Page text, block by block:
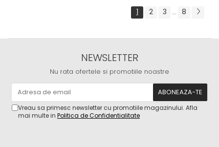
1 2 3 ... 8
NEWSLETTER
Nu rata ofertele si promotiile noastre
Vreau sa primesc newsletter cu promotiile magazinului. Afla
mai multe in Politica de Confidentialitate